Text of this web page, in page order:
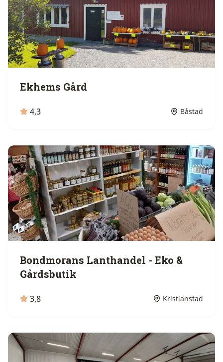
Ekhems Gård
4,3 Båstad
Bondmorans Lanthandel - Eko &
Gårdsbutik
3,8 Kristianstad